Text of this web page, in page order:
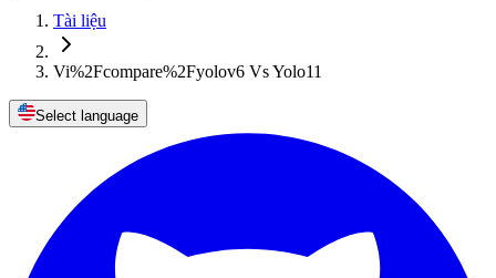
Tài liệu
Vi%2Fcompare%2Fyolov6 Vs Yolo11
Select language